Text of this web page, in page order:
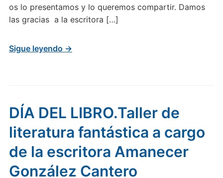
os lo presentamos y lo queremos compartir. Damos
las gracias a la escritora […]
Sigue leyendo →
DÍA DEL LIBRO.Taller de
literatura fantástica a cargo
de la escritora Amanecer
González Cantero